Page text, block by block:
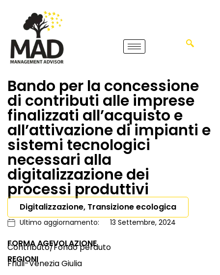
Bando per la concessione
di contributi alle imprese
finalizzati all’acquisto e
all’attivazione di impianti e
sistemi tecnologici
necessari alla
digitalizzazione dei
processi produttivi
Digitalizzazione, Transizione ecologica
Ultimo aggiornamento: 13 Settembre, 2024
FORMA AGEVOLAZIONE
Contributo/Fondo perduto
REGIONI
Friuli-Venezia Giulia